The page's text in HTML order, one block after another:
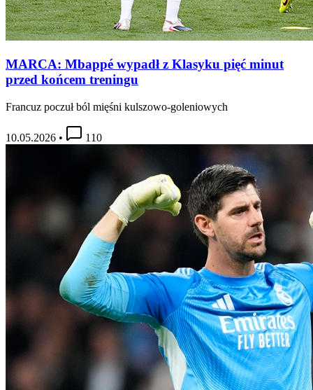
MARCA: Mbappé wypadł z Klasyku pięć minut
przed końcem treningu
Francuz poczuł ból mięśni kulszowo-goleniowych
10.05.2026 • 110